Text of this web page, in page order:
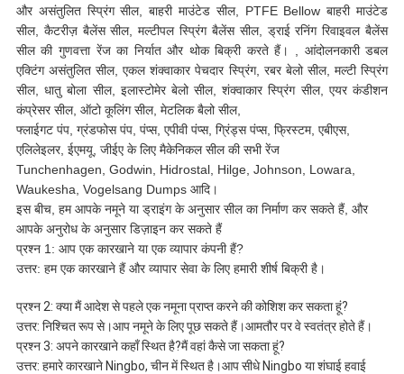
और असंतुलित स्प्रिंग सील, बाहरी माउंटेड सील, PTFE Bellow बाहरी माउंटेड
सील, कैटरीज़ बैलेंस सील, मल्टीपल स्प्रिंग बैलेंस सील, ड्राई रनिंग रिवाइवल बैलेंस
सील की गुणवत्ता रेंज का निर्यात और थोक बिक्री करते हैं। , आंदोलनकारी डबल
एक्टिंग असंतुलित सील, एकल शंक्वाकार पेचदार स्प्रिंग, रबर बेलो सील, मल्टी स्प्रिंग
सील, धातु बोला सील, इलास्टोमेर बेलो सील, शंक्वाकार स्प्रिंग सील, एयर कंडीशन
कंप्रेसर सील, ऑटो कूलिंग सील, मेटलिक बैलो सील,
फ्लाईगट पंप, ग्रंडफोस पंप, पंप्स, एपीवी पंप्स, ग्रिंड्स पंप्स, फ्रिस्टम, एबीएस,
एलिलेइलर, ईएमयू, जीईए के लिए मैकेनिकल सील की सभी रेंज
Tunchenhagen, Godwin, Hidrostal, Hilge, Johnson, Lowara,
Waukesha, Vogelsang Dumps आदि।
इस बीच, हम आपके नमूने या ड्राइंग के अनुसार सील का निर्माण कर सकते हैं, और
आपके अनुरोध के अनुसार डिज़ाइन कर सकते हैं
प्रश्न 1: आप एक कारखाने या एक व्यापार कंपनी हैं?
उत्तर: हम एक कारखाने हैं और व्यापार सेवा के लिए हमारी शीर्ष बिक्री है।
प्रश्न 2: क्या मैं आदेश से पहले एक नमूना प्राप्त करने की कोशिश कर सकता हूं?
उत्तर: निश्चित रूप से।आप नमूने के लिए पूछ सकते हैं।आमतौर पर वे स्वतंत्र होते हैं।
प्रश्न 3: अपने कारखाने कहाँ स्थित है?मैं वहां कैसे जा सकता हूं?
उत्तर: हमारे कारखाने Ningbo, चीन में स्थित है।आप सीधे Ningbo या शंघाई हवाई